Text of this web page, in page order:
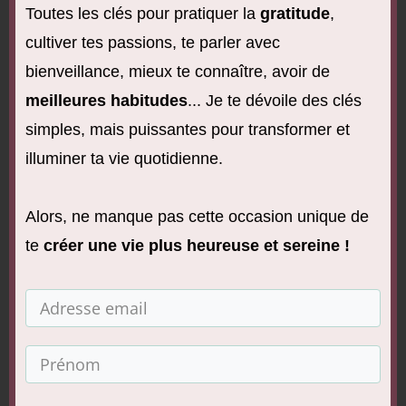
fasse mal. Accepte que cela hante tes
pensées.
Aie confiance que, petit à petit, ces
relations toxiques seront de moins en
moins présentes, de moins en moins
pesantes dans ta vie.
Un pas à la fois !
parfaite pour être belle.Accepte le
cheminement, accepte le processus.
Les personnes qui ont lu cet article ont
Toutes les clés pour pratiquer la gratitude,
cultiver tes passions, te parler avec
bienveillance, mieux te connaître, avoir de
meilleures habitudes... Je te dévoile des clés
simples, mais puissantes pour transformer et
illuminer ta vie quotidienne.
Alors, ne manque pas cette occasion unique de
te créer une vie plus heureuse et sereine !